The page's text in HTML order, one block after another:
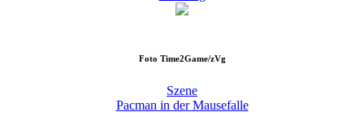
Foto Time2Game/zVg
Szene
Pacman in der Mausefalle